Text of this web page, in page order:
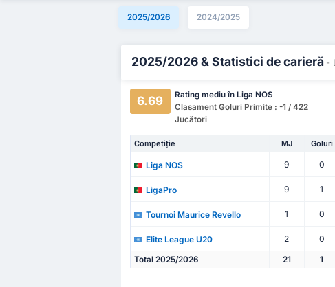
2025/2026 2024/2025
2025/2026 & Statistici de carieră -
6.69
Rating mediu în Liga NOS
Clasament Goluri Primite : -1 / 422
Jucători
Competiție MJ Goluri
Liga NOS 9 0
LigaPro 9 1
Tournoi Maurice Revello 1 0
Elite League U20 2 0
Total 2025/2026 21 1